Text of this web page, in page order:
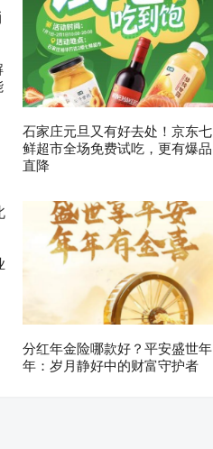
石家庄元旦又有好去处！京东七
鲜超市全场免费试吃，更有爆品
直降
分红年金险哪款好？平安盛世年
年：岁月静好中的财富守护者